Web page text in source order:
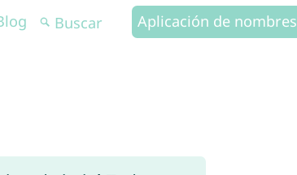
Aplicación de nombres